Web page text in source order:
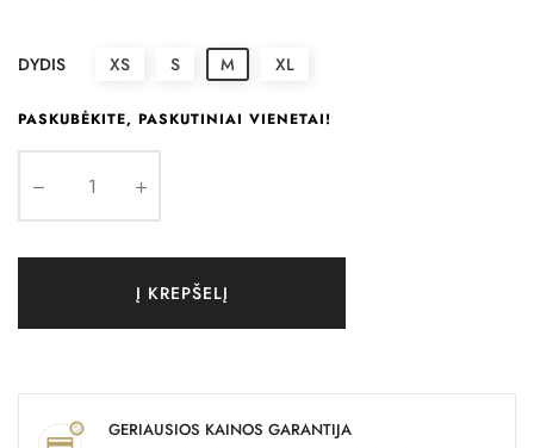
DYDIS XS S M XL
PASKUBĖKITE, PASKUTINIAI VIENETAI!
Į KREPŠELĮ
GERIAUSIOS KAINOS GARANTIJA